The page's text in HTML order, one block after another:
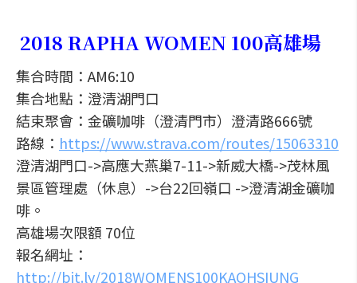
2018 RAPHA WOMEN 100高雄場
集合時間：AM6:10
集合地點：澄清湖門口
結束聚會：金礦咖啡（澄清門市）澄清路666號
路線： https://www.strava.com/routes/15063310
澄清湖門口->高應大燕巢7-11->新威大橋->茂林風
景區管理處（休息）->台22回嶺口 ->澄清湖金礦咖
啡。
高雄場次限額 70位
報名網址：
http://bit.ly/2018WOMENS100KAOHSIUNG